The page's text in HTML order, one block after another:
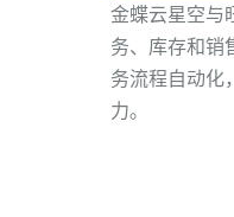
金蝶云星空与
务、库存和销
务流程自动化
力。